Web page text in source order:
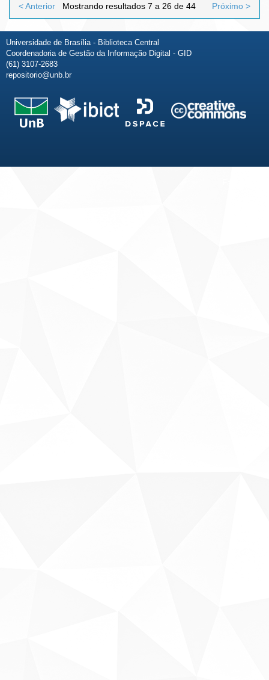
Mostrando resultados 7 a 26 de 44
< Anterior Próximo >
Universidade de Brasília - Biblioteca Central
Coordenadoria de Gestão da Informação Digital - GID
(61) 3107-2683
repositorio@unb.br